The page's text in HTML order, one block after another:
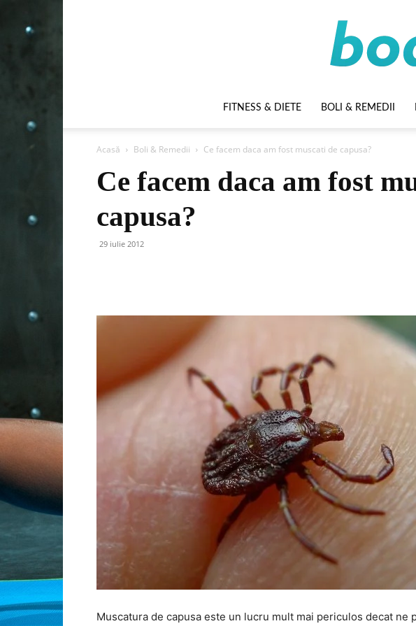
FITNESS & DIETE BOLI & REMEDII
Acasă Boli & Remedii Ce facem daca am fost muscati de capusa?
Ce facem daca am fost
capusa?
29 iulie 2012
Muscatura de capusa este un lucru mult mai periculos decat ne